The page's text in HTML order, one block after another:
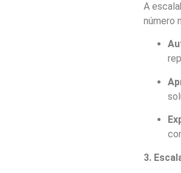
A
número
3.